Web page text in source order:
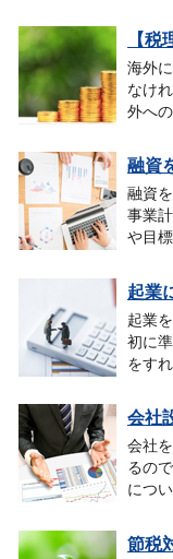
【税
海外
なけ
外へ
融資
融資
事業
や目
起業
起業
初に
をす
会社
会社
るの
につ
節税